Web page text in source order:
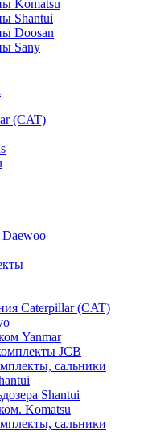
Komatsu
Shantui
Doosan
Sany
(CAT)
Daewoo
Caterpillar (CAT)
Yanmar
JCB
сальники
Shantui
Komatsu
сальники